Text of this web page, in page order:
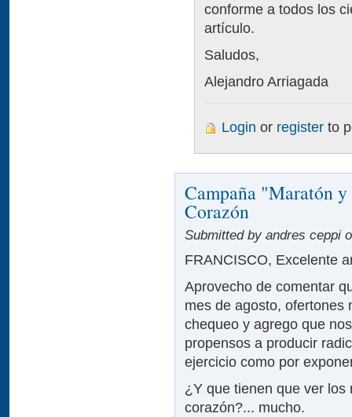
conforme a todos los
artículo.
Saludos,
Alejandro Arriagada
Login or register to
Campaña "Maratón
Corazón
Submitted by andres ceppi
FRANCISCO, Excelente
Aprovecho de comentar
mes de agosto, ofertones
chequeo y agrego que
propensos a producir
ejercicio como por
¿Y que tienen que ver
corazón?... mucho.